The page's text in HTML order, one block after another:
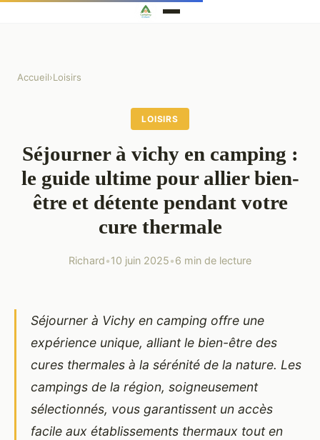
Accueil›Loisirs
LOISIRS
Séjourner à vichy en camping :
le guide ultime pour allier bien-
être et détente pendant votre
cure thermale
Richard•10 juin 2025•6 min de lecture
Séjourner à Vichy en camping offre une
expérience unique, alliant le bien-être des
cures thermales à la sérénité de la nature. Les
campings de la région, soigneusement
sélectionnés, vous garantissent un accès
facile aux établissements thermaux tout en